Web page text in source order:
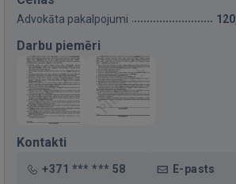
Advokāta pakalpojumi
Darbu piemēri
Kontakti
+371 *** *** 58 E-pasts